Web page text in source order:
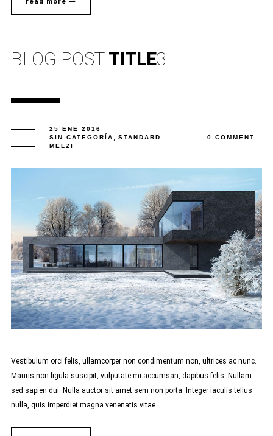
BLOG POST TITLE3
25 ENE 2016
SIN CATEGORÍA
STANDARD
0 COMMENT
MELZI
Vestibulum orci felis, ullamcorper non condimentum non, ultrices ac nunc.
Mauris non ligula suscipit, vulputate mi accumsan, dapibus felis. Nullam
sed sapien dui. Nulla auctor sit amet sem non porta. Integer iaculis tellus
nulla, quis imperdiet magna venenatis vitae.